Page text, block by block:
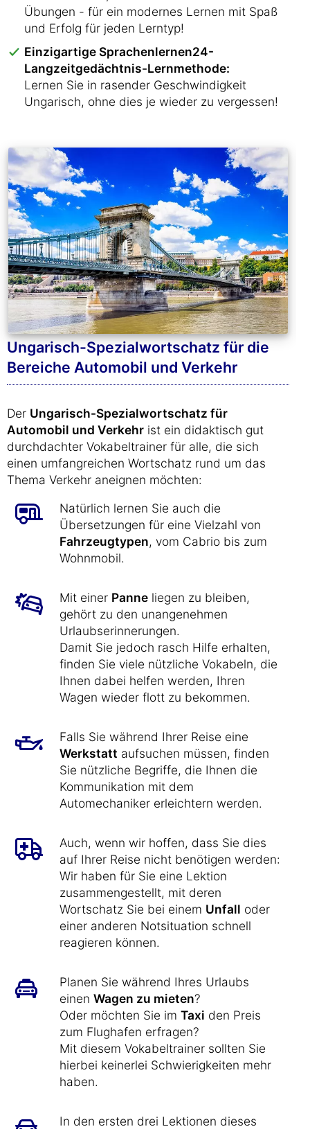
Übungen - für ein modernes Lernen mit Spaß
und Erfolg für jeden Lerntyp!
Einzigartige Sprachenlernen24-
Langzeitgedächtnis-Lernmethode:
Lernen Sie in rasender Geschwindigkeit
Ungarisch, ohne dies je wieder zu vergessen!
Ungarisch-Spezialwortschatz für die
Bereiche Automobil und Verkehr
Der Ungarisch-Spezialwortschatz für
Automobil und Verkehr ist ein didaktisch gut
durchdachter Vokabeltrainer für alle, die sich
einen umfangreichen Wortschatz rund um das
Thema Verkehr aneignen möchten:
Natürlich lernen Sie auch die
Übersetzungen für eine Vielzahl von
Fahrzeugtypen, vom Cabrio bis zum
Wohnmobil.
Mit einer Panne liegen zu bleiben,
gehört zu den unangenehmen
Urlaubserinnerungen.
Damit Sie jedoch rasch Hilfe erhalten,
finden Sie viele nützliche Vokabeln, die
Ihnen dabei helfen werden, Ihren
Wagen wieder flott zu bekommen.
Falls Sie während Ihrer Reise eine
Werkstatt aufsuchen müssen, finden
Sie nützliche Begriffe, die Ihnen die
Kommunikation mit dem
Automechaniker erleichtern werden.
Auch, wenn wir hoffen, dass Sie dies
auf Ihrer Reise nicht benötigen werden:
Wir haben für Sie eine Lektion
zusammengestellt, mit deren
Wortschatz Sie bei einem Unfall oder
einer anderen Notsituation schnell
reagieren können.
Planen Sie während Ihres Urlaubs
einen Wagen zu mieten?
Oder möchten Sie im Taxi den Preis
zum Flughafen erfragen?
Mit diesem Vokabeltrainer sollten Sie
hierbei keinerlei Schwierigkeiten mehr
haben.
In den ersten drei Lektionen dieses